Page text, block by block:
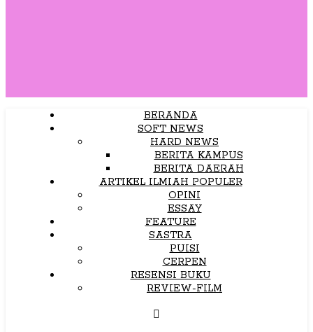
BERANDA
SOFT NEWS
HARD NEWS
BERITA KAMPUS
BERITA DAERAH
ARTIKEL ILMIAH POPULER
OPINI
ESSAY
FEATURE
SASTRA
PUISI
CERPEN
RESENSI BUKU
REVIEW-FILM